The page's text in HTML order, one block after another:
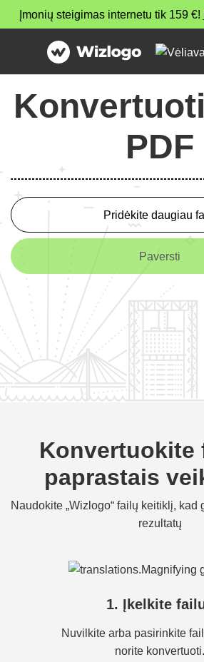
Įmonių steigimas internetu tik 159 €!
PDF
Pridėkite daugiau
Paversti
Konvertuokite
paprastais
Naudokite „Wizlogo“ failų keitiklį, kad
rezultatų
1. Įkelkite
Nuvilkite arba pasirinkite
norite konvertuoti.